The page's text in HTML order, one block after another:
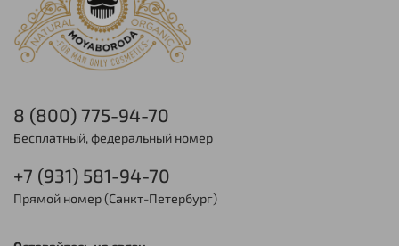
8 (800) 775-94-70
Бесплатный, федеральный номер
+7 (931) 581-94-70
Прямой номер (Санкт-Петербург)